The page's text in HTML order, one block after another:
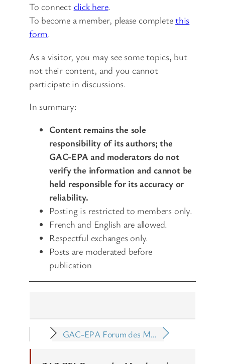
To connect click here.
To become a member, please completethis
form.
As a visitor, you may see some topics, but
not their content, and you cannot
participate in discussions.
In summary:
Content remains the sole
responsibility of its authors; the
GAC-EPA and moderators do not
verify the information and cannot be
held responsible for its accuracy or
reliability.
Posting is restricted to members only.
French and English are allowed.
Respectful exchanges only.
Posts are moderated before
publication
GAC-EPA Forum des M…